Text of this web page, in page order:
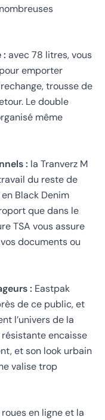
: avec 78 litres, vous
emporter
trousse de
Le double
même
: la Tranverz M
du reste de
Black Denim
que dans le
TSA vous assure
documents ou
: Eastpak
de ce public, et
l’univers de la
encaisse
et son look urbain
valise trop
en ligne et la